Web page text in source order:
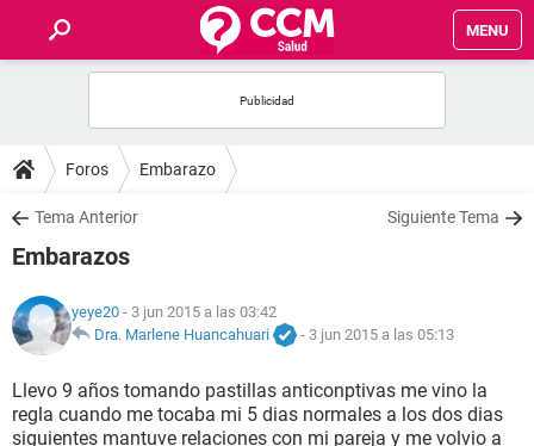
MENU
FOROS
SALUD
NUTRICIÓN
BIENESTAR
Foros Embarazo
Tema Anterior Siguiente Tema
Embarazos
yeye20 - 3 jun 2015 a las 03:42
Dra. Marlene Huancahuari
- 3 jun 2015 a las 05:13
Llevo 9 años tomando pastillas anticonptivas me vino la
regla cuando me tocaba mi 5 dias normales a los dos dias
siguientes mantuve relaciones con mi pareja y me volvio a